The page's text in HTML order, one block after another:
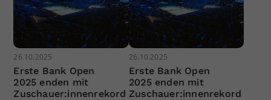
26.10.2025
Erste Bank Open
2025 enden mit
Zuschauer:innenrekord
26.10.2025
Erste Bank Open
2025 enden mit
Zuschauer:innenrekord